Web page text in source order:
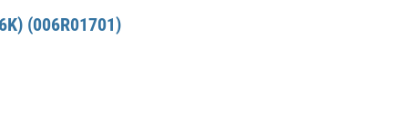
(006R01701)